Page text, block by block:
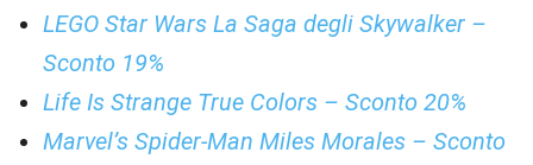
LEGO Star Wars La Saga degli Skywalker –
Sconto 19%
Life Is Strange True Colors – Sconto 20%
Marvel’s Spider-Man Miles Morales – Sconto